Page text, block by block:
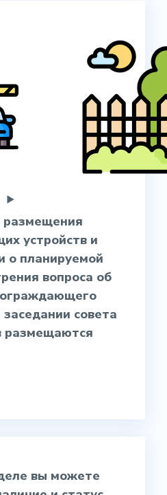
устройств и
о планируемой
вопроса об
совета
размещаются
вы можете